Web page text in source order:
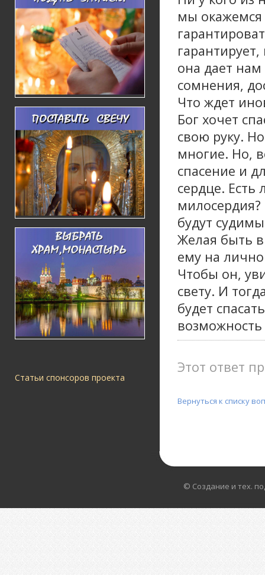
Статьи спонсоров проекта
мы
она дает
сомнения,
Что ждет
Бог хочет
свою руку.
многие. Но,
спасение и
сердце.
будут
Желая быть
ему на
Чтобы он,
свету. И
будет
Этот ответ
Вернуться к списку
© Создание и тех.